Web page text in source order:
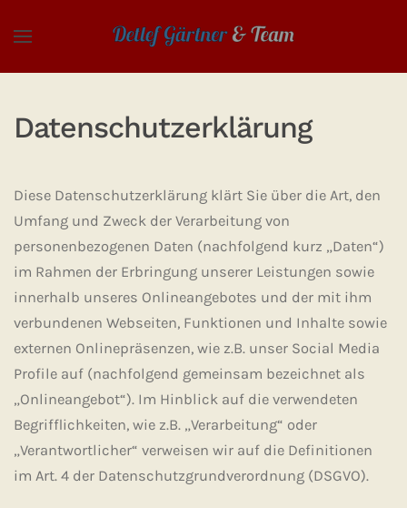
Skip to main content
Datenschutzerklärung
Diese Datenschutzerklärung klärt Sie über die Art, den
Umfang und Zweck der Verarbeitung von
personenbezogenen Daten (nachfolgend kurz „Daten“)
im Rahmen der Erbringung unserer Leistungen sowie
innerhalb unseres Onlineangebotes und der mit ihm
verbundenen Webseiten, Funktionen und Inhalte sowie
externen Onlinepräsenzen, wie z.B. unser Social Media
Profile auf (nachfolgend gemeinsam bezeichnet als
„Onlineangebot“). Im Hinblick auf die verwendeten
Begrifflichkeiten, wie z.B. „Verarbeitung“ oder
„Verantwortlicher“ verweisen wir auf die Definitionen
im Art. 4 der Datenschutzgrundverordnung (DSGVO).